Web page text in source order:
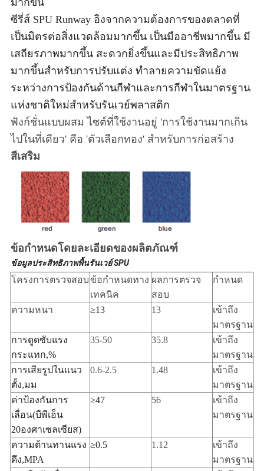
มากขึ้น
ซีรี่ส์ SPU Runway อิงจากความต้องการของตลาดที่
เป็นมิตรต่อสิ่งแวดล้อมมากขึ้น เป็นมืออาชีพมากขึ้น มี
เสถียรภาพมากขึ้น สะดวกยิ่งขึ้นและมีประสิทธิภาพ
มากขึ้นสำหรับการปรับแต่ง ทำลายความขัดแย้ง
ระหว่างการป้องกันด้านกีฬาและการกีฬาในมาตรฐาน
แห่งชาติใหม่สำหรับรันเวย์พลาสติก
ฟังก์ชั่นแบบผสม ไซต์ที่ใช้งานอยู่ 'การใช้งานมากเกิน
ไปในที่เดียว' คือ 'ตัวเลือกทอง' สำหรับการก่อสร้าง
สีเสริม
ข้อกำหนดโดยละเอียดของผลิตภัณฑ์
ข้อมูลประสิทธิภาพพื้นรันเวย์ SPU
โครงการตรวจสอบข้อกำหนดทาง
เทคนิค
ผลการตรวจ
สอบ
กำหนด
ความหนา ≥13 13
เข้าถึง
มาตรฐาน
การดูดซับแรง
กระแทก,%
35-50 35.8
เข้าถึง
มาตรฐาน
การเสียรูปในแนว
ตั้ง,มม
0.6-2.5 1.48
เข้าถึง
มาตรฐาน
ค่าป้องกันการ
เลื่อน(บีพีเอ็น
20องศาเซลเซียส)
≥47 56
เข้าถึง
มาตรฐาน
ความต้านทานแรง
ดึง,MPA
≥0.5 1.12
เข้าถึง
มาตรฐาน